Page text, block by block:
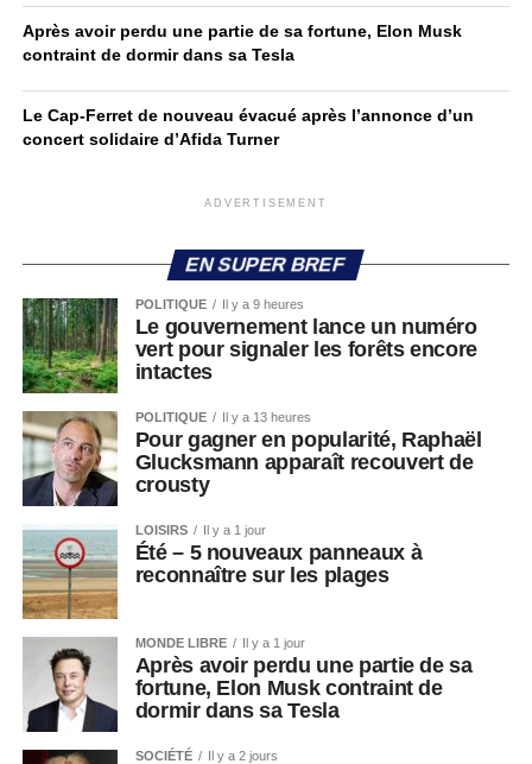
Après avoir perdu une partie de sa fortune, Elon Musk
contraint de dormir dans sa Tesla
Le Cap-Ferret de nouveau évacué après l’annonce d’un
concert solidaire d’Afida Turner
ADVERTISEMENT
EN SUPER BREF
POLITIQUE Il y a 9 heures
Le gouvernement lance un numéro
vert pour signaler les forêts encore
intactes
POLITIQUE Il y a 13 heures
Pour gagner en popularité, Raphaël
Glucksmann apparaît recouvert de
crousty
LOISIRS Il y a 1 jour
Été – 5 nouveaux panneaux à
reconnaître sur les plages
MONDE LIBRE Il y a 1 jour
Après avoir perdu une partie de sa
fortune, Elon Musk contraint de
dormir dans sa Tesla
SOCIÉTÉ Il y a 2 jours